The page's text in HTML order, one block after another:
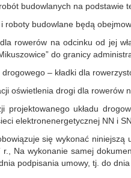
budowlanych na podstawie
roboty budowlane będą
rowerów na odcinku od jej
do granicy
– kładki dla
oświetlenia drogi dla rowerów
projektowanego układu
elektronenergetycznej NN i
się wykonać
r., Na wykonanie samej
podpisania umowy, tj. do